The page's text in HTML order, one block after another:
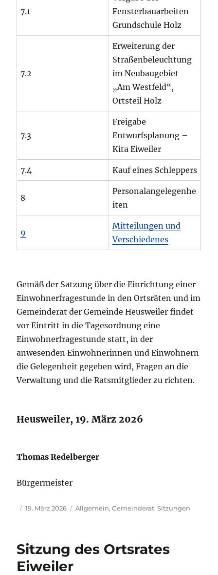
7.1
Fensterbauarbeiten
Grundschule Holz
7.2
Erweiterung der
Straßenbeleuchtung
im Neubaugebiet
„Am Westfeld“,
Ortsteil Holz
7.3
Freigabe
Entwurfsplanung –
Kita Eiweiler
7.4 Kauf eines Schleppers
8
Personalangelegenhe
iten
9
Mitteilungen und
Verschiedenes
Gemäß der Satzung über die Einrichtung einer
Einwohnerfragestunde in den Ortsräten und im
Gemeinderat der Gemeinde Heusweiler findet
vor Eintritt in die Tagesordnung eine
Einwohnerfragestunde statt, in der
anwesenden Einwohnerinnen und Einwohnern
die Gelegenheit gegeben wird, Fragen an die
Verwaltung und die Ratsmitglieder zu richten.
Heusweiler, 19. März 2026
Thomas Redelberger
Bürgermeister
AutorVeröffentlicht
19. März 2026 Kategorien
Allgemein,Gemeinderat,Sitzungen
Sitzung des Ortsrates
Eiweiler